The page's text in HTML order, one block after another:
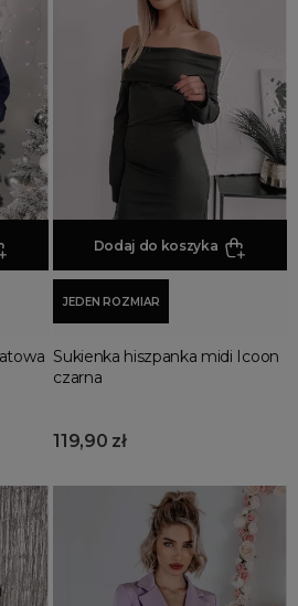
Dodaj do koszyka
JEDEN ROZMIAR
Sukienka hiszpanka midi Icoon
czarna
119,90 zł